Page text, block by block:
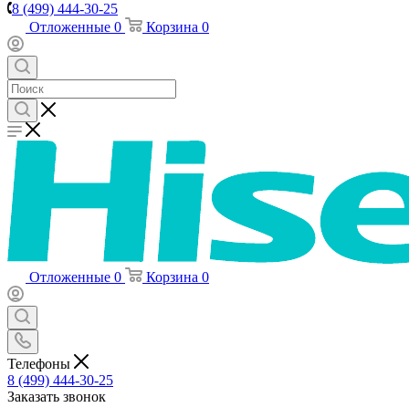
8 (499) 444-30-25
Отложенные 0 Корзина 0
Отложенные 0 Корзина 0
Телефоны
8 (499) 444-30-25
Заказать звонок